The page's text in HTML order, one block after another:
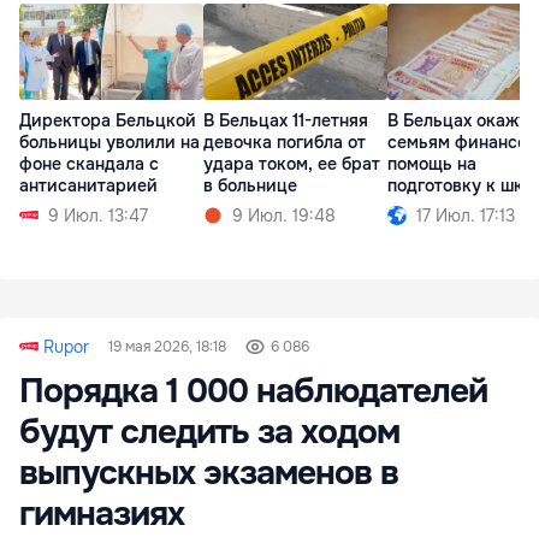
Директора Бельцкой
больницы уволили на
фоне скандала с
антисанитарией
9 Июл. 13:47
В Бельцах 11-летняя
девочка погибла от
удара током, ее брат
в больнице
9 Июл. 19:48
В Бельцах окажут
семьям
помощь на
подготовку к
17 Июл. 17:13
Rupor 19 мая 2026, 18:18 6 086
Порядка 1 000 наблюдателей
будут следить за ходом
выпускных экзаменов в
гимназиях